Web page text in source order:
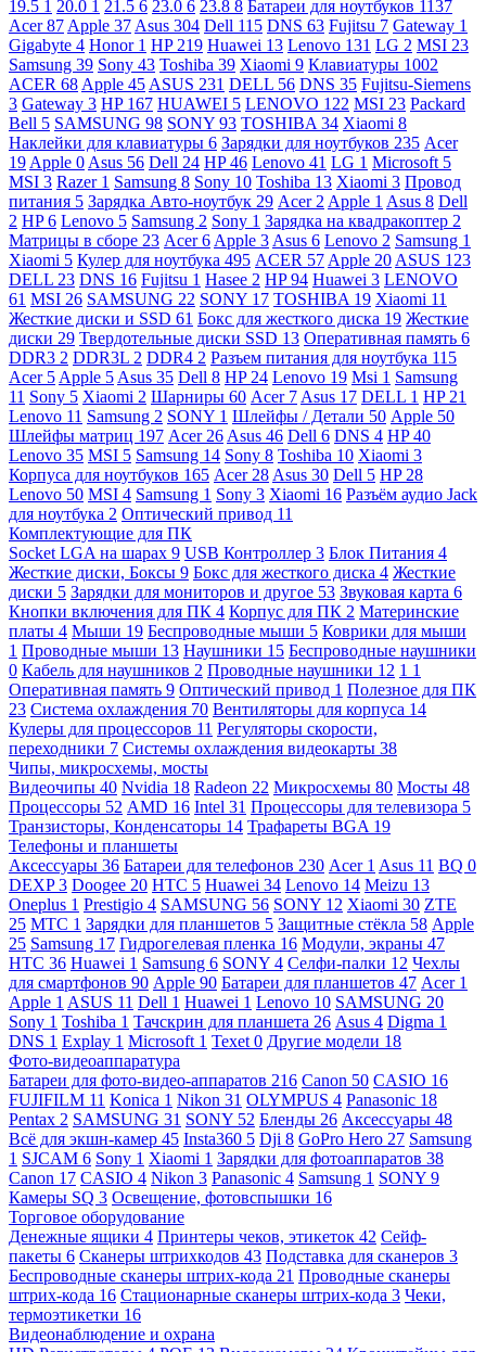
19.5 1 20.0 1 21.5 6 23.0 6 23.8 8 Батареи для ноутбуков 1137
Acer87 Apple 37 Asus 304 Dell 115 DNS 63 Fujitsu 7 Gateway 1
Gigabyte 4 Honor 1 HP 219 Huawei 13 Lenovo 131 LG 2 MSI 23
Samsung 39 Sony 43 Toshiba 39 Xiaomi 9 Клавиатуры 1002
ACER 68 Apple 45 ASUS 231 DELL 56 DNS 35 Fujitsu-Siemens
3 Gateway 3 HP 167 HUAWEI 5 LENOVO 122 MSI 23 Packard
Bell 5 SAMSUNG 98 SONY 93 TOSHIBA 34 Xiaomi 8
Наклейки для клавиатуры 6 Зарядки для ноутбуков 235 Acer
19 Apple 0 Asus 56 Dell 24 HP46 Lenovo 41 LG 1 Microsoft 5
MSI 3 Razer 1 Samsung 8 Sony 10 Toshiba 13 Xiaomi 3 Провод
питания 5 Зарядка Авто-ноутбук 29 Acer 2 Apple 1 Asus 8 Dell
2 HP6 Lenovo 5 Samsung 2 Sony 1 Зарядка на квадракоптер 2
Матрицы в сборе 23 Acer6 Apple 3 Asus 6 Lenovo 2 Samsung 1
Xiaomi 5 Кулер для ноутбука 495 ACER 57 Apple 20 ASUS 123
DELL 23 DNS 16 Fujitsu 1 Hasee 2 HP94 Huawei 3 LENOVO
61 MSI 26 SAMSUNG 22 SONY 17 TOSHIBA 19 Xiaomi 11
Жесткие диски и SSD 61 Бокс для жесткого диска 19 Жесткие
диски 29 Твердотельные диски SSD 13 Оперативная память 6
DDR3 2 DDR3L 2 DDR4 2 Разъем питания для ноутбука 115
Acer 5 Apple 5 Asus 35 Dell 8 HP 24 Lenovo 19 Msi 1 Samsung
11 Sony 5 Xiaomi 2 Шарниры 60 Acer 7 Asus 17 DELL 1 HP 21
Lenovo 11 Samsung 2 SONY 1 Шлейфы / Детали 50 Apple 50
Шлейфы матриц 197 Acer 26 Asus 46 Dell 6 DNS 4 HP40
Lenovo 35 MSI 5 Samsung 14 Sony 8 Toshiba 10 Xiaomi 3
Корпуса для ноутбуков 165 Acer 28 Asus 30 Dell 5 HP 28
Lenovo 50 MSI 4 Samsung 1 Sony 3 Xiaomi 16 Разъём аудио Jack
для ноутбука 2 Оптический привод 11
Комплектующие для ПК
Socket LGA на шарах 9 USB Контроллер 3 Блок Питания 4
Жесткие диски, Боксы 9 Бокс для жесткого диска 4 Жесткие
диски 5 Зарядки для мониторов и другое 53 Звуковая карта 6
Кнопки включения для ПК 4 Корпус для ПК 2 Материнские
платы 4 Мыши 19 Беспроводные мыши 5 Коврики для мыши
1 Проводные мыши 13 Наушники 15 Беспроводные наушники
0 Кабель для наушников 2 Проводные наушники 12 1 1
Оперативная память 9 Оптический привод 1 Полезное для ПК
23 Система охлаждения 70 Вентиляторы для корпуса 14
Кулеры для процессоров 11 Регуляторы скорости,
переходники 7 Системы охлаждения видеокарты 38
Чипы, микросхемы, мосты
Видеочипы 40 Nvidia 18 Radeon 22 Микросхемы 80 Мосты 48
Процессоры 52 AMD 16 Intel 31 Процессоры для телевизора 5
Транзисторы, Конденсаторы 14 Трафареты BGA 19
Телефоны и планшеты
Аксессуары 36 Батареи для телефонов 230 Acer 1 Asus 11 BQ 0
DEXP3 Doogee 20 HTC 5 Huawei 34 Lenovo 14 Meizu 13
Oneplus 1 Prestigio 4 SAMSUNG 56 SONY 12 Xiaomi 30 ZTE
25 МТС 1 Зарядки для планшетов 5 Защитные стёкла 58 Apple
25 Samsung 17 Гидрогелевая пленка 16 Модули, экраны 47
HTC 36 Huawei 1 Samsung 6 SONY 4 Селфи-палки 12 Чехлы
для смартфонов 90 Apple 90 Батареи для планшетов 47 Acer 1
Apple 1 ASUS 11 Dell 1 Huawei 1 Lenovo 10 SAMSUNG 20
Sony 1 Toshiba 1 Тачскрин для планшета 26 Asus 4 Digma 1
DNS 1 Explay 1 Microsoft 1 Texet 0 Другие модели 18
Фото-видеоаппаратура
Батареи для фото-видео-аппаратов 216 Canon 50 CASIO 16
FUJIFILM 11 Konica 1 Nikon 31 OLYMPUS 4 Panasonic 18
Pentax 2 SAMSUNG 31 SONY 52 Бленды 26 Аксессуары 48
Всё для экшн-камер 45 Insta360 5 Dji 8 GoPro Hero 27 Samsung
1 SJCAM 6 Sony 1 Xiaomi 1 Зарядки для фотоаппаратов 38
Canon 17 CASIO 4 Nikon 3 Panasonic 4 Samsung 1 SONY 9
Камеры SQ 3 Освещение, фотовспышки 16
Торговое оборудование
Денежные ящики 4 Принтеры чеков, этикеток 42 Сейф-
пакеты 6 Сканеры штрихкодов 43 Подставка для сканеров 3
Беспроводные сканеры штрих-кода 21 Проводные сканеры
штрих-кода 16 Стационарные сканеры штрих-кода 3 Чеки,
термоэтикетки 16
Видеонаблюдение и охрана